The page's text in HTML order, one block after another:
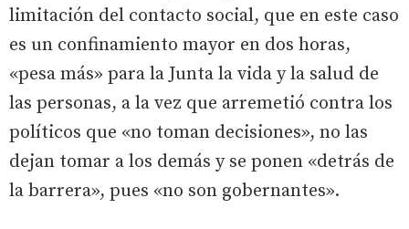
limitación del contacto social, que en este caso
es un confinamiento mayor en dos horas,
«pesa más» para la Junta la vida y la salud de
las personas, a la vez que arremetió contra los
políticos que «no toman decisiones», no las
dejan tomar a los demás y se ponen «detrás de
la barrera», pues «no son gobernantes».